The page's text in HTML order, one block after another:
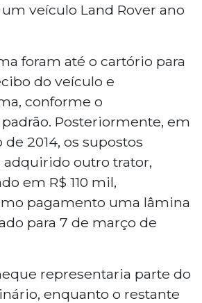
veículo Land Rover ano
foram até o cartório para
do veículo e
conforme o
Posteriormente, em
2014, os supostos
outro trator,
em R$ 110 mil,
pagamento uma lâmina
para 7 de março de
representaria parte do
enquanto o restante